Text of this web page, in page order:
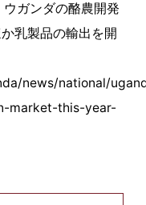
ガンダの酪農開発
乳製品の輸出を開
news/national/
market-this-year-